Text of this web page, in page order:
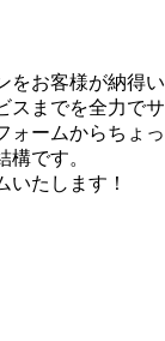
をお客様が納得い
スまでを全力でサ
ォームからちょっ
です。